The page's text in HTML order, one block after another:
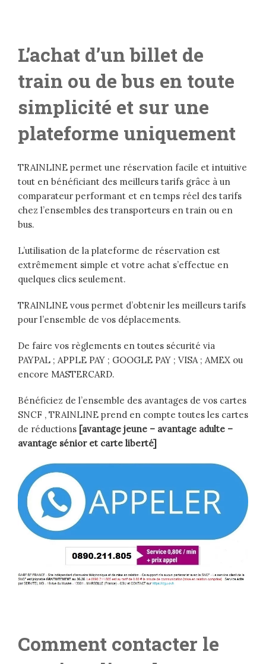
L’achat d’un billet de
train ou de bus en toute
simplicité et sur une
plateforme uniquement
TRAINLINE permet une réservation facile et intuitive
tout en bénéficiant des meilleurs tarifs grâce à un
comparateur performant et en temps réel des tarifs
chez l’ensembles des transporteurs en train ou en
bus.
L’utilisation de la plateforme de réservation est
extrêmement simple et votre achat s’effectue en
quelques clics seulement.
TRAINLINE vous permet d’obtenir les meilleurs tarifs
pour l’ensemble de vos déplacements.
De faire vos règlements en toutes sécurité via
PAYPAL ; APPLE PAY ; GOOGLE PAY ; VISA ; AMEX ou
encore MASTERCARD.
Bénéficiez de l’ensemble des avantages de vos cartes
SNCF , TRAINLINE prend en compte toutes les cartes
de réductions [avantage jeune – avantage adulte –
avantage sénior et carte liberté]
Comment contacter le